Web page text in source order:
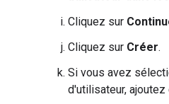
Cliquez sur
Cliquez sur Créer.
Si vous avez
d'utilisateur,